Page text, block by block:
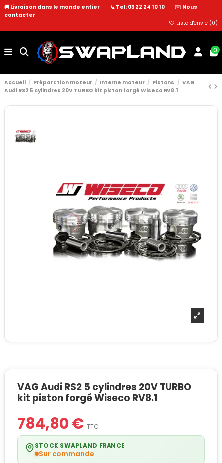
🚚 Livraison dans le monde entier — 📞 Tel: 03 22 24 10 10 — ✉️ Nous
contacter
Liste d'envie (0)
0
Accueil Préparation moteur Interne moteur Pistons
VAG
Audi RS2 5 cylindres 20V TURBO kit piston forgé Wiseco RV8.1
VAG Audi RS2 5 cylindres 20V TURBO
kit piston forgé Wiseco RV8.1
784,80 € TTC
STOCK SWAPLAND FRANCE
Sur commande